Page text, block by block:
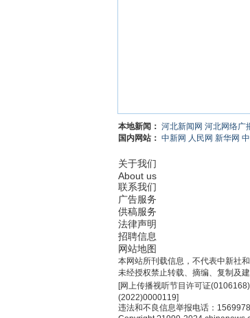
本地新闻： 河北新闻网 河北网络广
国内网站： 中新网 人民网 新华网
关于我们
About us
联系我们
广告服务
供稿服务
法律声明
招聘信息
网站地图
本网站所刊载信息，不代表中新社
未经授权禁止转载、摘编、复制及
[网上传播视听节目许可证(0106168)
(2022)0000119]
违法和不良信息举报电话：